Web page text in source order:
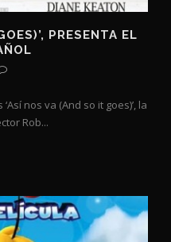
PRESENTA EL
nos va (And so it goes)’, la
Rob...